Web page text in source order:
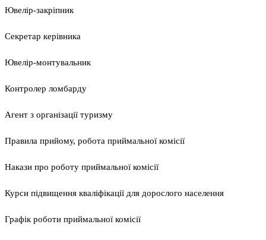
Ювелір-закріпник
Секретар керівника
Ювелір-монтувальник
Контролер ломбарду
Агент з організації туризму
Правила прийому, робота приймальної комісії
Накази про роботу приймальної комісії
Курси підвищення кваліфікації для дорослого населення
Графік роботи приймальної комісії